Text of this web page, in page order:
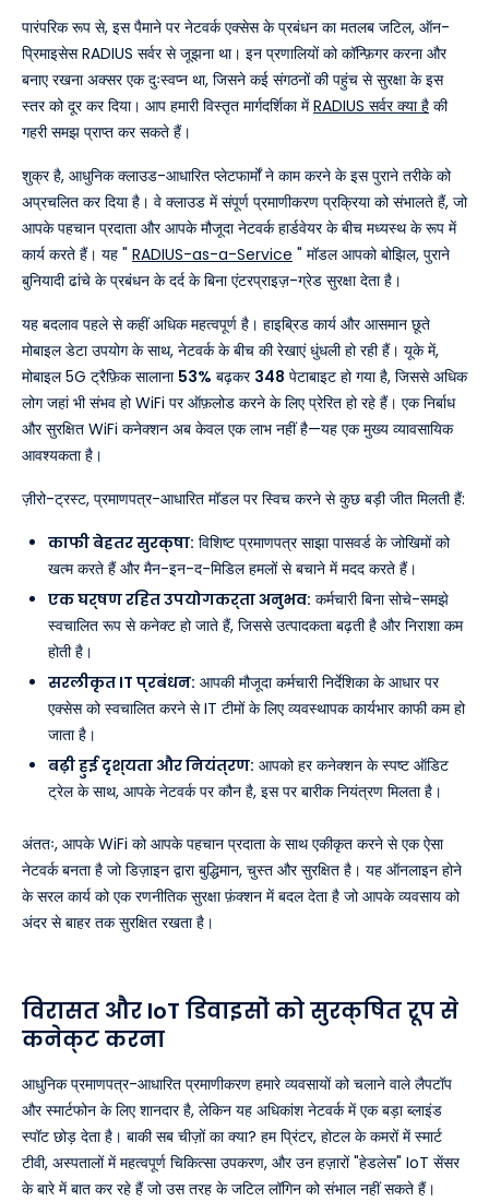
पारंपरिक रूप से, इस पैमाने पर नेटवर्क एक्सेस के प्रबंधन का मतलब जटिल, ऑन-
प्रिमाइसेस RADIUS सर्वर से जूझना था। इन प्रणालियों को कॉन्फ़िगर करना और
बनाए रखना अक्सर एक दुःस्वप्न था, जिसने कई संगठनों की पहुंच से सुरक्षा के इस
स्तर को दूर कर दिया। आप हमारी विस्तृत मार्गदर्शिका मेंRADIUS सर्वर क्या है की
गहरी समझ प्राप्त कर सकते हैं।
शुक्र है, आधुनिक क्लाउड-आधारित प्लेटफार्मों ने काम करने के इस पुराने तरीके को
अप्रचलित कर दिया है। वे क्लाउड में संपूर्ण प्रमाणीकरण प्रक्रिया को संभालते हैं, जो
आपके पहचान प्रदाता और आपके मौजूदा नेटवर्क हार्डवेयर के बीच मध्यस्थ के रूप में
कार्य करते हैं। यह " RADIUS-as-a-Service " मॉडल आपको बोझिल, पुराने
बुनियादी ढांचे के प्रबंधन के दर्द के बिना एंटरप्राइज़-ग्रेड सुरक्षा देता है।
यह बदलाव पहले से कहीं अधिक महत्वपूर्ण है। हाइब्रिड कार्य और आसमान छूते
मोबाइल डेटा उपयोग के साथ, नेटवर्क के बीच की रेखाएं धुंधली हो रही हैं। यूके में,
मोबाइल 5G ट्रैफ़िक सालाना 53% बढ़कर 348 पेटाबाइट हो गया है, जिससे अधिक
लोग जहां भी संभव हो WiFi पर ऑफ़लोड करने के लिए प्रेरित हो रहे हैं। एक निर्बाध
और सुरक्षित WiFi कनेक्शन अब केवल एक लाभ नहीं है—यह एक मुख्य व्यावसायिक
आवश्यकता है।
ज़ीरो-ट्रस्ट, प्रमाणपत्र-आधारित मॉडल पर स्विच करने से कुछ बड़ी जीत मिलती हैं:
काफी बेहतर सुरक्षा: विशिष्ट प्रमाणपत्र साझा पासवर्ड के जोखिमों को
खत्म करते हैं और मैन-इन-द-मिडिल हमलों से बचाने में मदद करते हैं।
एक घर्षण रहित उपयोगकर्ता अनुभव: कर्मचारी बिना सोचे-समझे
स्वचालित रूप से कनेक्ट हो जाते हैं, जिससे उत्पादकता बढ़ती है और निराशा कम
होती है।
सरलीकृत IT प्रबंधन: आपकी मौजूदा कर्मचारी निर्देशिका के आधार पर
एक्सेस को स्वचालित करने से IT टीमों के लिए व्यवस्थापक कार्यभार काफी कम हो
जाता है।
बढ़ी हुई दृश्यता और नियंत्रण: आपको हर कनेक्शन के स्पष्ट ऑडिट
ट्रेल के साथ, आपके नेटवर्क पर कौन है, इस पर बारीक नियंत्रण मिलता है।
अंततः, आपके WiFi को आपके पहचान प्रदाता के साथ एकीकृत करने से एक ऐसा
नेटवर्क बनता है जो डिज़ाइन द्वारा बुद्धिमान, चुस्त और सुरक्षित है। यह ऑनलाइन होने
के सरल कार्य को एक रणनीतिक सुरक्षा फ़ंक्शन में बदल देता है जो आपके व्यवसाय को
अंदर से बाहर तक सुरक्षित रखता है।
विरासत और IoT डिवाइसों को सुरक्षित रूप से
कनेक्ट करना
आधुनिक प्रमाणपत्र-आधारित प्रमाणीकरण हमारे व्यवसायों को चलाने वाले लैपटॉप
और स्मार्टफोन के लिए शानदार है, लेकिन यह अधिकांश नेटवर्क में एक बड़ा ब्लाइंड
स्पॉट छोड़ देता है। बाकी सब चीज़ों का क्या? हम प्रिंटर, होटल के कमरों में स्मार्ट
टीवी, अस्पतालों में महत्वपूर्ण चिकित्सा उपकरण, और उन हज़ारों "हेडलेस" IoT सेंसर
के बारे में बात कर रहे हैं जो उस तरह के जटिल लॉगिन को संभाल नहीं सकते हैं।